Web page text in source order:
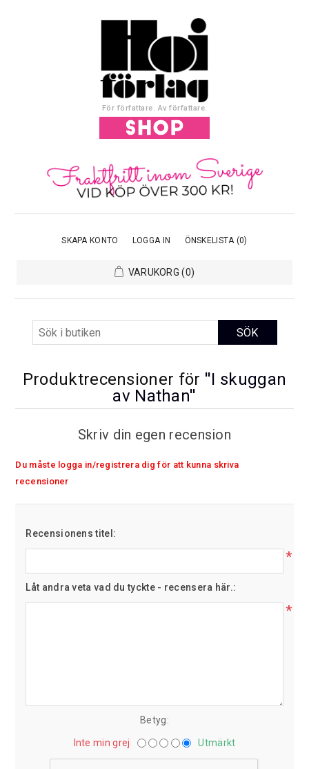
För författare. Av författare.
SKAPA KONTO LOGGA IN ÖNSKELISTA (0)
VARUKORG (0)
Produktrecensioner för
I skuggan
av Nathan
Skriv din egen recension
Du måste logga in/registrera dig för att kunna skriva
recensioner
Recensionens titel:
*
Låt andra veta vad du tyckte - recensera här.:
*
Betyg:
Inte min grej Utmärkt